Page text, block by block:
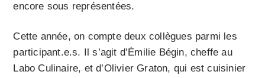
encore sous représentées.
Cette année, on compte deux collègues parmi les
participant.e.s. Il s’agit d’Émilie Bégin, cheffe au
Labo Culinaire, et d’Olivier Graton, qui est cuisinier